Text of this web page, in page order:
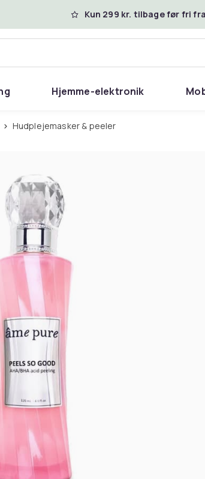
Kun 299 kr. tilbage før fri
Hjemme-elektronik
Hudplejemasker & peeler